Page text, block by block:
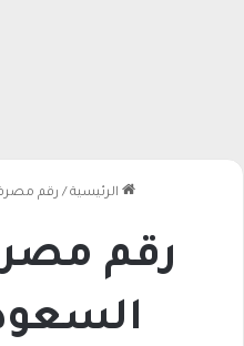
الرئيسية / رقم مصرف
رقم
السعودي